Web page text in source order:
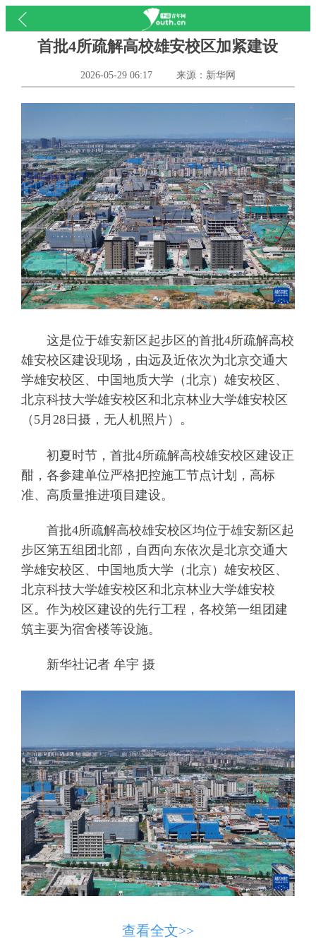
首批4所疏解高校雄安校区加紧建设
2026-05-29 06:17 来源：新华网
这是位于雄安新区起步区的首批4所疏解高校
雄安校区建设现场，由远及近依次为北京交通大
学雄安校区、中国地质大学（北京）雄安校区、
北京科技大学雄安校区和北京林业大学雄安校区
（5月28日摄，无人机照片）。
初夏时节，首批4所疏解高校雄安校区建设正
酣，各参建单位严格把控施工节点计划，高标
准、高质量推进项目建设。
首批4所疏解高校雄安校区均位于雄安新区起
步区第五组团北部，自西向东依次是北京交通大
学雄安校区、中国地质大学（北京）雄安校区、
北京科技大学雄安校区和北京林业大学雄安校
区。作为校区建设的先行工程，各校第一组团建
筑主要为宿舍楼等设施。
新华社记者 牟宇 摄
中国地质大学（北京）雄安校区（近处）和
查看全文>>